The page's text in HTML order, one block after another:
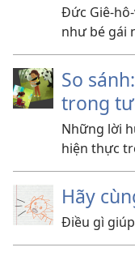
Đức Giê-
như bé gái
So
trong
Những lời
hiện thực
Hãy
Điều gì